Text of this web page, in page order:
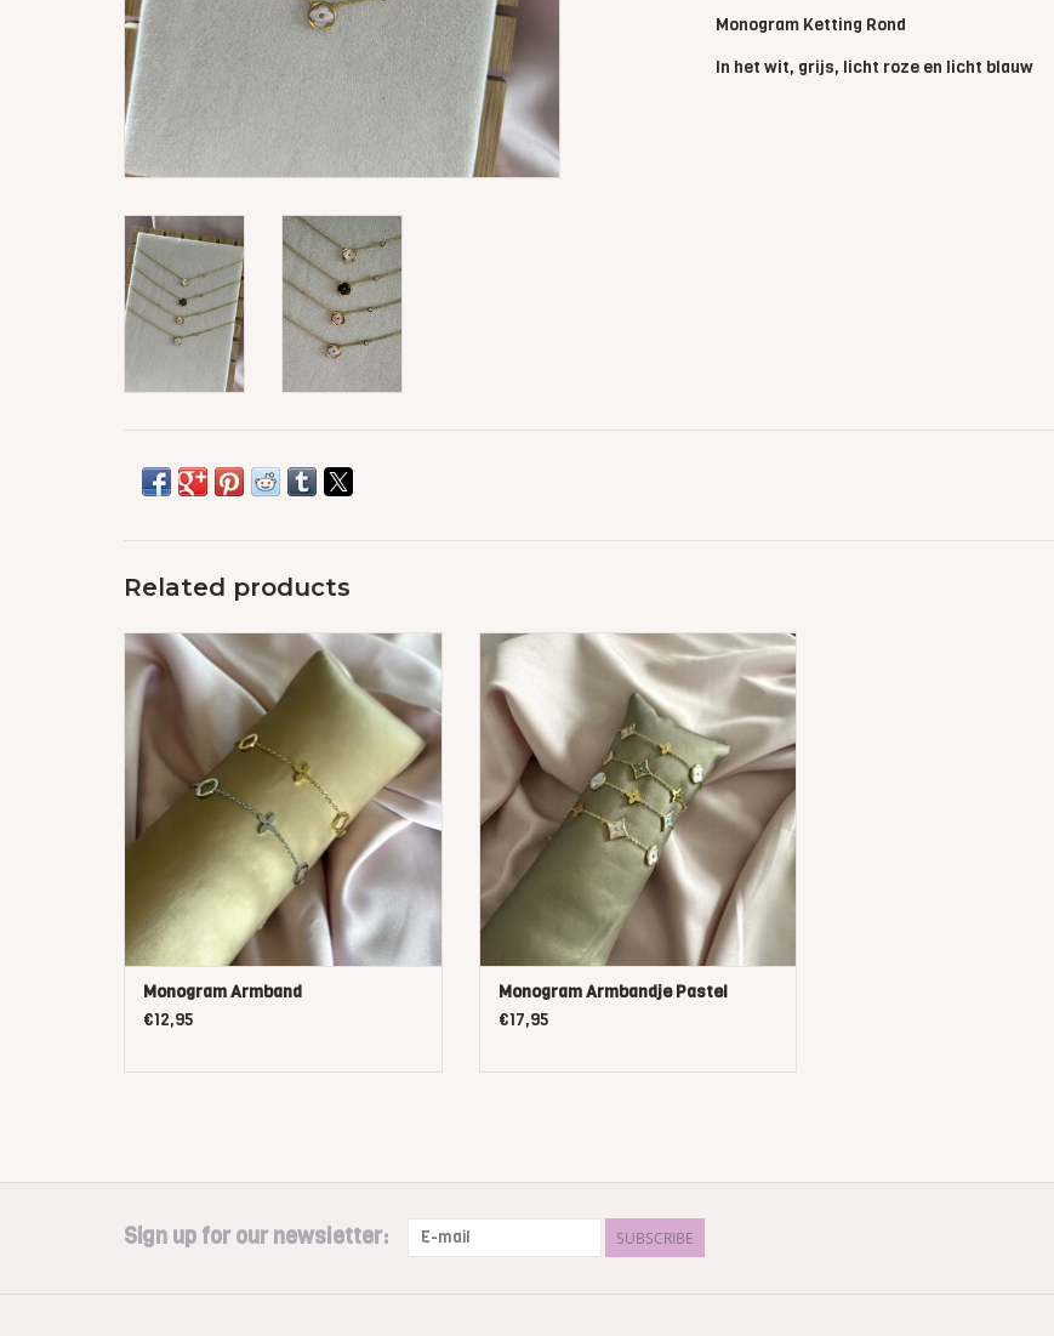
Monogram Ketting Rond
In het wit, grijs, licht roze en licht blauw
Related products
Monogram Armband
ADD TO CART
Monogram Armband
€12,95
Monogram Armbandje Pastel
ADD TO CART
Monogram Armbandje Pastel
€17,95
Sign up for our newsletter: SUBSCRIBE